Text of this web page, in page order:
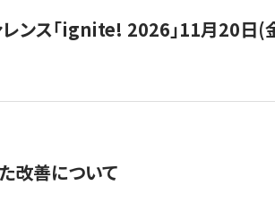
ンス「ignite! 2026」11月20日(
改善について